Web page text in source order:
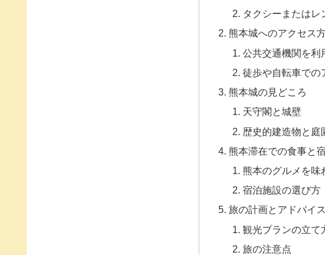
タクシーまたはレ
熊本城へのアクセス
公共交通機関を利
徒歩や自転車での
熊本城の見どころ
天守閣と城壁
歴史的建造物と庭
熊本滞在での食事と
熊本のグルメを味
宿泊施設の選び方
旅の計画とアドバイス
観光プランの立て
旅の注意点